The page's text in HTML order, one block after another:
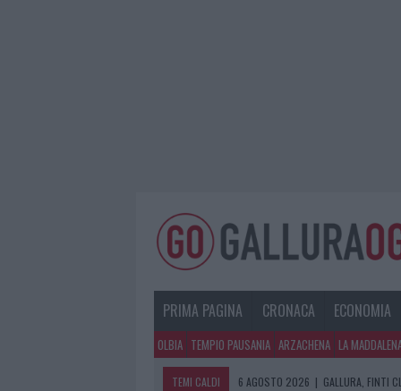
PRIMA PAGINA CRONACA ECONOMIA
OLBIA TEMPIO PAUSANIA ARZACHENA LA
TEMI CALDI 6 AGOSTO 2026 | GALLURA, FINTI